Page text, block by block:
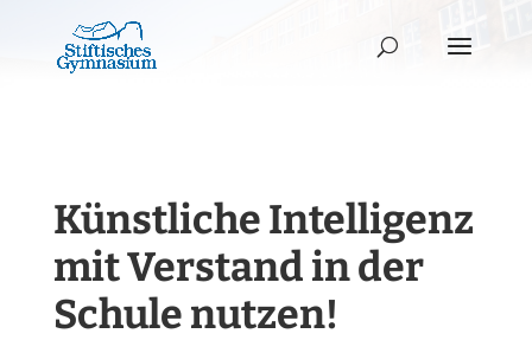
Künstliche Intelligenz
mit Verstand in der
Schule nutzen!